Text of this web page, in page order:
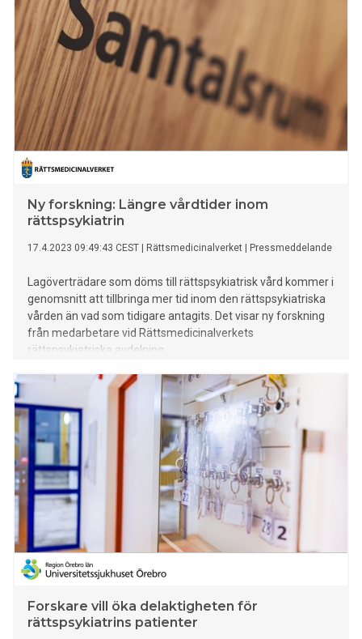
Ny forskning: Längre vårdtider inom
rättspsykiatrin
17.4.2023 09:49:43 CEST Rättsmedicinalverket Pressmeddelande
Lagöverträdare som döms till rättspsykiatrisk vård kommer i
genomsnitt att tillbringa mer tid inom den rättspsykiatriska
vården än vad som tidigare antagits. Det visar ny forskning
från medarbetare vid Rättsmedicinalverkets
rättspsykiatriska avdelning.
Forskare vill öka delaktigheten för
rättspsykiatrins patienter